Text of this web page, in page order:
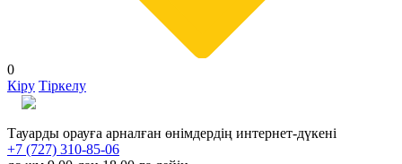
0
Кіру Тіркелу
Тауарды орауға арналған өнімдердің интернет-дүкені
+7 (727) 310-85-06